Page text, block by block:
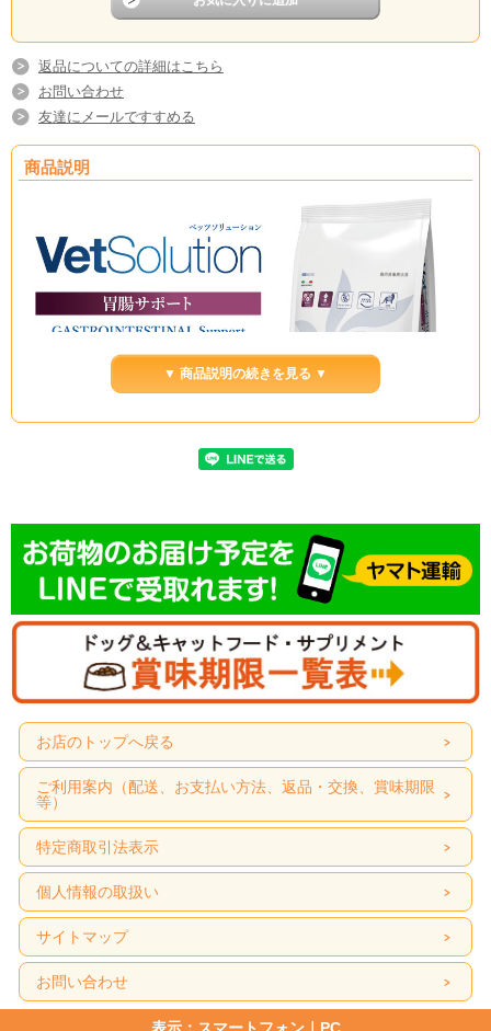
返品についての詳細はこちら
お問い合わせ
友達にメールですすめる
商品説明
ベッツソリューション 胃腸サポート
傷ついた上皮再生に欠かせないエネルギーを保持するため、消化性の高い必須脂
肪酸を調整し、少量であっても充分な栄養素を確保できるよう高エネルギーに設
計しています。
▼ 商品説明の続きを見る ▼
お店のトップへ戻る
ご利用案内（配送、お支払い方法、返品・交換、賞味期限
等）
特定商取引法表示
個人情報の取扱い
サイトマップ
お問い合わせ